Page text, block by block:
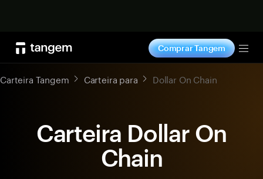
Comprar Tangem
Carteira Tangem Carteira para Dollar On Chain
Carteira Dollar On
Chain